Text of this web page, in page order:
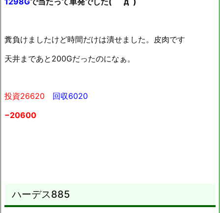
糞負けましたけど時間だけは潰せました。皮肉です
天井まであと200Gだったのになぁ。
投資26620 回収6020
−20600
ハーデス885